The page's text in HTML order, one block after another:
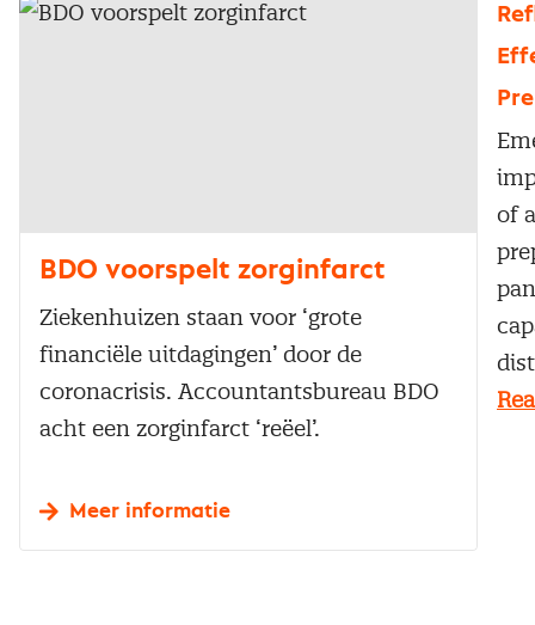
BDO voorspelt zorginfarct
Ziekenhuizen staan voor ‘grote
financiële uitdagingen’ door de
coronacrisis. Accountantsbureau BDO
acht een zorginfarct ‘reëel’.
Meer informatie
of